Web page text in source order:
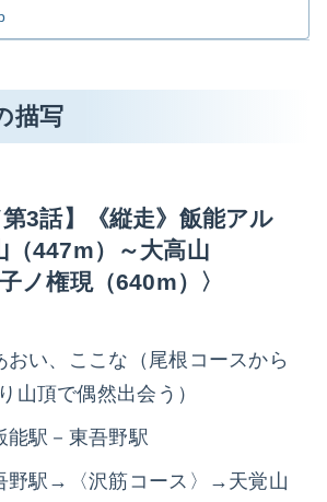
描写
第3話】《縦走》飯能アル
（447m）～大高山
ノ権現（640m）〉
おい、ここな（尾根コースから
山頂で偶然出会う）
能駅－東吾野駅
野駅→〈沢筋コース〉→天覚山